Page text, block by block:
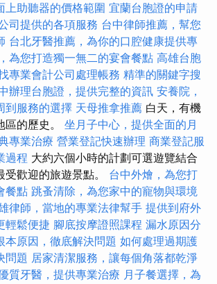
上助聽器的價格範圍 宜蘭台胞證的申請
司提供的各項服務 台中律師推薦，幫您
台北牙醫推薦，為你的口腔健康提供專
為您打造獨一無二的宴會餐點 高雄台胞
專業會計公司處理帳務 精準的關鍵字搜
辦理台胞證，提供完整的資訊 安養院，
到服務的選擇 天母推拿推薦 白天，有機
的歷史。 坐月子中心，提供全面的月
專業治療 營業登記快速辦理 商業登記服
過程 大約六個小時的計劃可選遊覽結合
受歡迎的旅遊景點。 台中外燴，為您打
餐點 跳蚤清除，為您家中的寵物與環境
律師，當地的專業法律幫手 提供到府外
輕鬆便捷 腳底按摩證照課程 漏水原因分
本原因，徹底解決問題 如何處理過期護
問題 居家清潔服務，讓每個角落都乾淨
質牙醫，提供專業治療 月子餐選擇，為